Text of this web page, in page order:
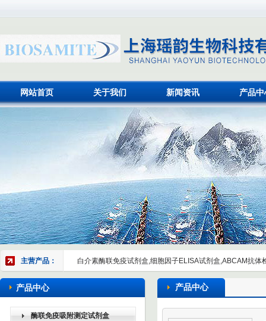
网站首页 关于我们 新闻资讯 产品中
主营产品： 白介素酶联免疫试剂盒,细胞因子ELISA试剂盒,ABCAM抗体
产品中心
酶联免疫吸附测定试剂盒
产品中心